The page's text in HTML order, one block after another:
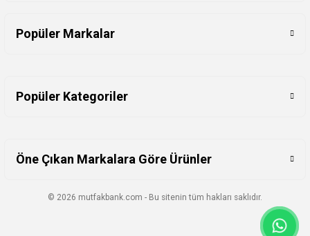
Popüler Markalar
Popüler Kategoriler
Öne Çıkan Markalara Göre Ürünler
© 2026 mutfakbank.com - Bu sitenin tüm hakları saklıdır.